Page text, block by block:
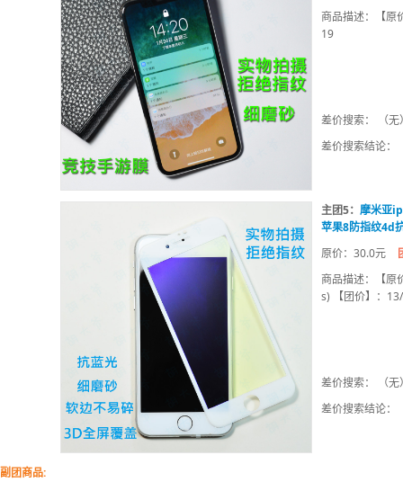
商品描述：【原
19
差价搜索： （无
差价搜索结论：
主团5： 摩米亚
苹果8防指纹4d
原价：30.0元
商品描述：【
s) 【团价】：
差价搜索： （无
差价搜索结论：
副团商品: